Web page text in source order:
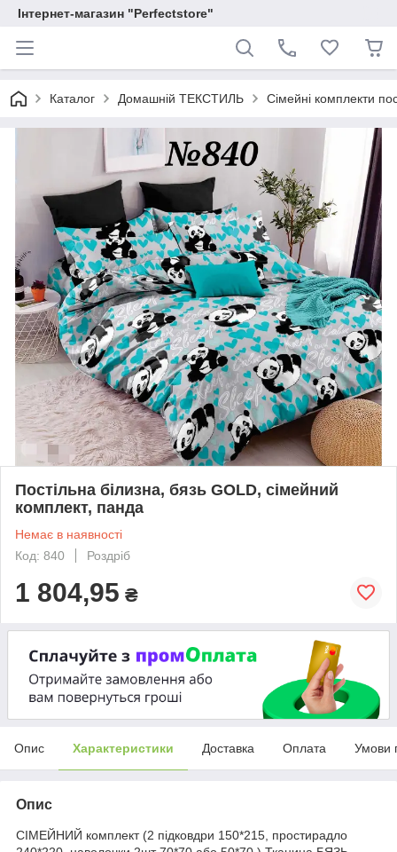
Інтернет-магазин "Perfectstore"
Каталог Домашній ТЕКСТИЛЬ Сімейні комплекти
Постільна білизна, бязь GOLD, сімейний
комплект, панда
Немає в наявності
Код: 840
Роздріб
1 804,95 ₴
Опис Характеристики Доставка Оплата Умови
Опис
СІМЕЙНИЙ комплект (2 підковдри 150*215, простирадло